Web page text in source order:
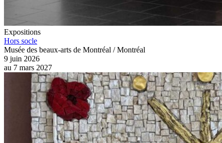
Expositions
Hors socle
Musée des beaux-arts de Montréal / Montréal
9 juin 2026
au 7 mars 2027